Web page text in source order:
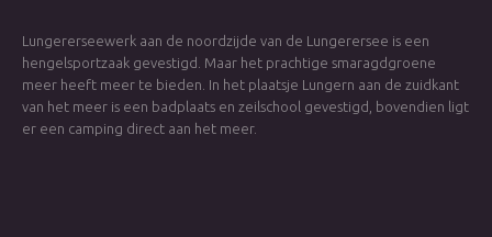
Lungererseewerk aan de noordzijde van de Lungerersee is een
hengelsportzaak gevestigd. Maar het prachtige smaragdgroene
meer heeft meer te bieden. In het plaatsje Lungern aan de zuidkant
van het meer is een badplaats en zeilschool gevestigd, bovendien ligt
er een camping direct aan het meer.